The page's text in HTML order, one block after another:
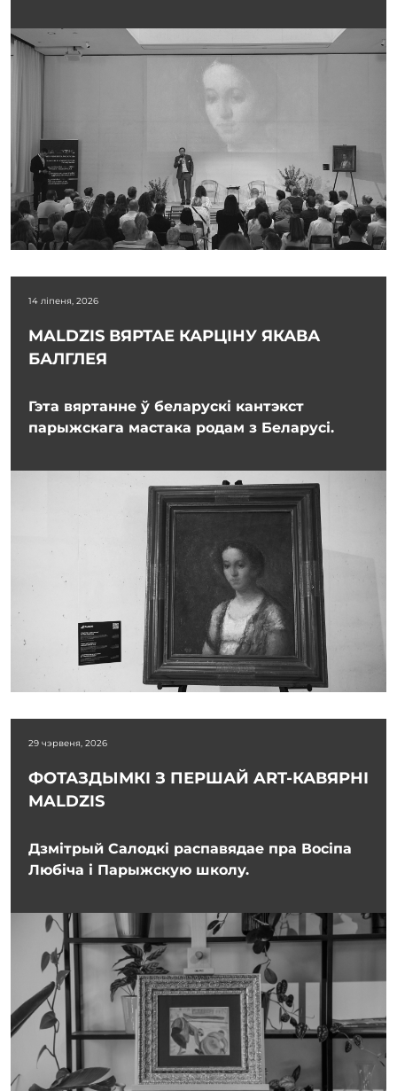
14 ліпеня, 2026
MALDZIS ВЯРТАЕ КАРЦІНУ ЯКАВА
БАЛГЛЕЯ
Гэта вяртанне ў беларускі кантэкст
парыжскага мастака родам з Беларусі.
29 чэрвеня, 2026
ФОТАЗДЫМКІ З ПЕРШАЙ ART-КАВЯРНІ
MALDZIS
Дзмітрый Салодкі распавядае пра Восіпа
Любіча і Парыжскую школу.